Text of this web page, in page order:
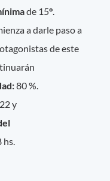
de 15°
a darle paso a
de este
80 %.
y